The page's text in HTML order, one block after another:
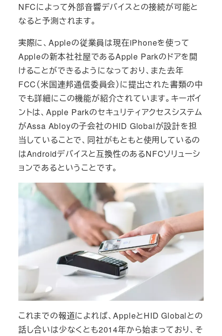
NFCによって外部音響デバイスとの接続が可能と
なると予測されます。
実際に、Appleの従業員は現在iPhoneを使って
Appleの新本社社屋であるApple Parkのドアを開
けることができるようになっており、また去年
FCC（米国連邦通信委員会）に提出された書類の中
でも詳細にこの機能が紹介されています。キーポイ
ントは、Apple Parkのセキュリティアクセスシステム
がAssa Abloyの子会社のHID Globalが設計を担
当していることで、同社がもともと使用しているの
はAndroidデバイスと互換性のあるNFCソリューシ
ョンであるということです。
これまでの報道によれば、AppleとHID Globalとの
話し合いは少なくとも2014年から始まっており、そ